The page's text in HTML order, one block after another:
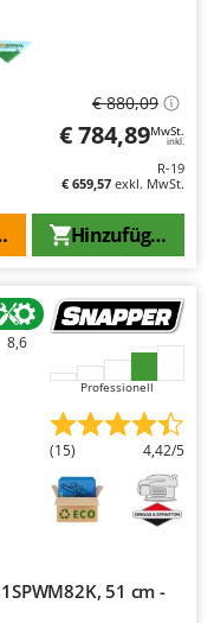
€ 880,09
€ 784,89MwSt.
inkl.
R-19
€ 659,57 exkl. MwSt.
Hinzufügen
Sie
8,6
Professionell
(15) 4,42/5
51 cm -